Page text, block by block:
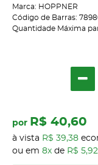
Marca: HOPPNER
Código de Barras:
Quantidade Máxima
por R$ 40,60
à vista R$ 39,38
ou em 8x de R$ 5,92